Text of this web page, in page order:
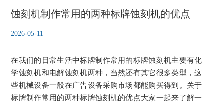
蚀刻机制作常用的两种标牌蚀刻机的优点
2026-05-11
在我们的日常生活中标牌制作常用的标牌蚀刻机主要有化
学蚀刻机和电解蚀刻机两种，当然还有其它很多类型，这
些机械设备一般在广告设备采购市场都能购买得到。关于
标牌制作常用的两种标牌蚀刻机的优点大家一起来了解一